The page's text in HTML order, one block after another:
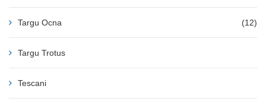
Targu Ocna (12)
Targu Trotus
Tescani